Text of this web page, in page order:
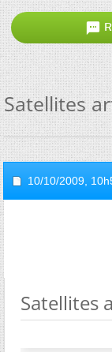

Satellites
10/10/2009,
Satellites